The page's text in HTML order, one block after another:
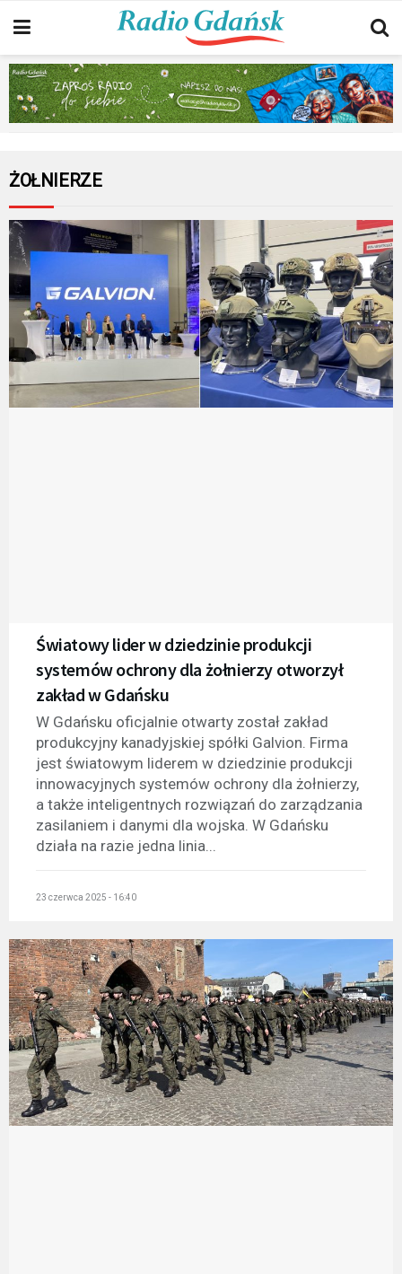
ŻOŁNIERZE
Światowy lider w dziedzinie produkcji
systemów ochrony dla żołnierzy otworzył
zakład w Gdańsku
W Gdańsku oficjalnie otwarty został zakład
produkcyjny kanadyjskiej spółki Galvion. Firma
jest światowym liderem w dziedzinie produkcji
innowacyjnych systemów ochrony dla żołnierzy,
a także inteligentnych rozwiązań do zarządzania
zasilaniem i danymi dla wojska. W Gdańsku
działa na razie jedna linia...
23 czerwca 2025 - 16:40